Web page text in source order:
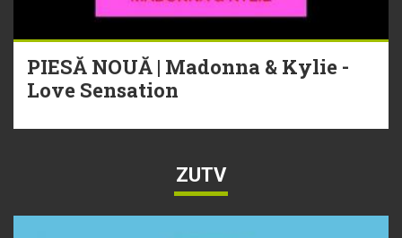
PIESĂ NOUĂ | Madonna & Kylie -
Love Sensation
ZUTV